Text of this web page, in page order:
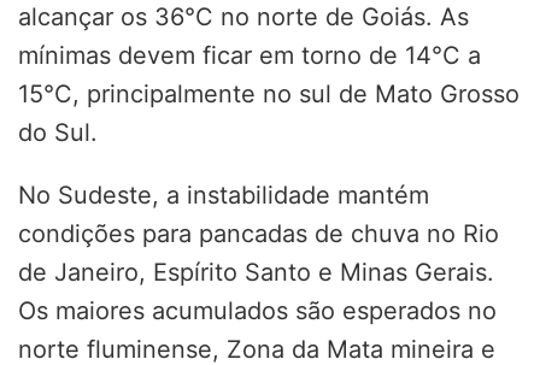
alcançar os 36°C no norte de Goiás. As
mínimas devem ficar em torno de 14°C a
15°C, principalmente no sul de Mato Grosso
do Sul.
No Sudeste, a instabilidade mantém
condições para pancadas de chuva no Rio
de Janeiro, Espírito Santo e Minas Gerais.
Os maiores acumulados são esperados no
norte fluminense, Zona da Mata mineira e